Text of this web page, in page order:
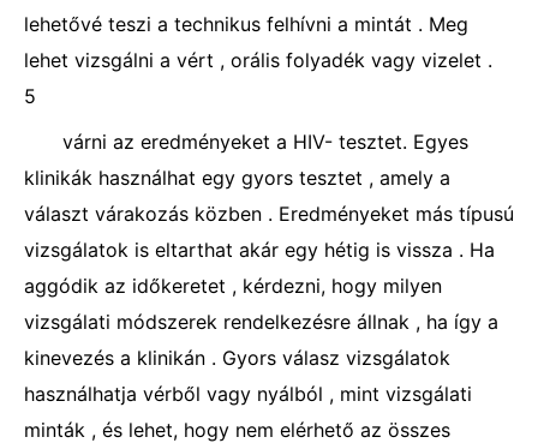
lehetővé teszi a technikus felhívni a mintát . Meg
lehet vizsgálni a vért , orális folyadék vagy vizelet .
5
várni az eredményeket a HIV- tesztet. Egyes
klinikák használhat egy gyors tesztet , amely a
választ várakozás közben . Eredményeket más típusú
vizsgálatok is eltarthat akár egy hétig is vissza . Ha
aggódik az időkeretet , kérdezni, hogy milyen
vizsgálati módszerek rendelkezésre állnak , ha így a
kinevezés a klinikán . Gyors válasz vizsgálatok
használhatja vérből vagy nyálból , mint vizsgálati
minták , és lehet, hogy nem elérhető az összes